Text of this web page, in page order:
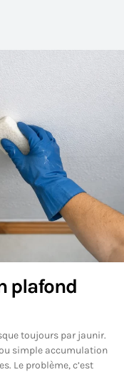
plafond
toujours par jaunir.
simple accumulation
Le problème, c’est